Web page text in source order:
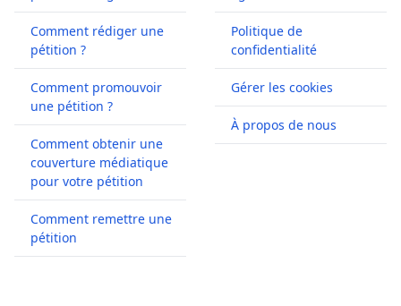
Comment rédiger une
pétition ?
Comment promouvoir
une pétition ?
Comment obtenir une
couverture médiatique
pour votre pétition
Comment remettre une
pétition
Politique de
confidentialité
Gérer les cookies
À propos de nous